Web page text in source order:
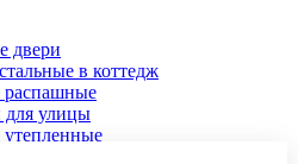
двери
в коттедж
распашные
для улицы
утепленные